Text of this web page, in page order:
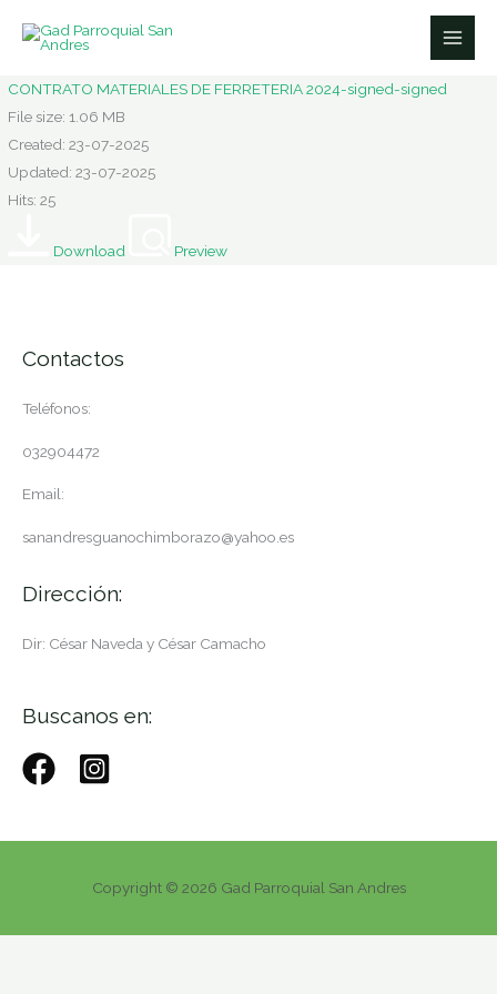
CONTRATO MATERIALES DE FERRETERIA 2024-signed-signed
File size: 1.06 MB
Created: 23-07-2025
Updated: 23-07-2025
Hits: 25
Download Preview
Contactos
Teléfonos:
032904472
Email:
sanandresguanochimborazo@yahoo.es
Dirección:
Dir: César Naveda y César Camacho
Buscanos en:
Copyright © 2026 Gad Parroquial San Andres